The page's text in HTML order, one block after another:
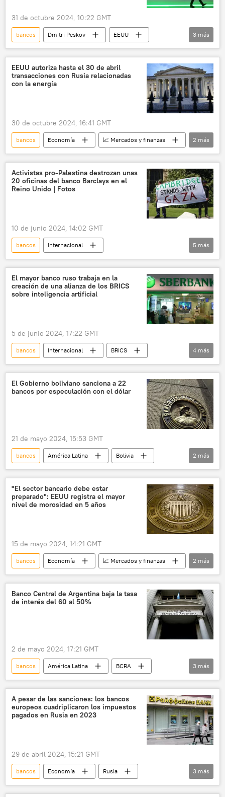
31 de octubre 2024, 10:22 GMT
bancos Dmitri Peskov
EEUU
Rusia
📈 Mercados y finanzas
Economía
3 más
EEUU autoriza hasta el 30 de abril
transacciones con Rusia relacionadas
con la energía
30 de octubre 2024, 16:41 GMT
bancos Economía
📈 Mercados y finanzas
EEUU
Rusia
2 más
Activistas pro-Palestina destrozan unas
20 oficinas del banco Barclays en el
Reino Unido | Fotos
10 de junio 2024, 14:02 GMT
bancos
Internacional
📰 Conflicto palestino-israelí
Palestina
Reino Unido
🌍 Europa activistas
5 más
El mayor banco ruso trabaja en la
creación de una alianza de los BRICS
sobre inteligencia artificial
5 de junio 2024, 17:22 GMT
bancos Internacional
BRICS
Sberbank
Rusia
Foro Económico Internacional de San Petersburgo (SPIEF)
inteligencia artificial
4 más
El Gobierno boliviano sanciona a 22
bancos por especulación con el dólar
21 de mayo 2024, 15:53 GMT
bancos América Latina
Bolivia
dólar
💶 Divisas
2 más
"El sector bancario debe estar
preparado": EEUU registra el mayor
nivel de morosidad en 5 años
15 de mayo 2024, 14:21 GMT
bancos Economía
📈 Mercados y finanzas
EEUU
Reserva Federal de EEUU
2 más
Banco Central de Argentina baja la tasa
de interés del 60 al 50%
2 de mayo 2024, 17:21 GMT
bancos América Latina
BCRA
Argentina
tasa de interés
📈 Mercados y finanzas
3 más
A pesar de las sanciones: los bancos
europeos cuadriplicaron los impuestos
pagados en Rusia en 2023
29 de abril 2024, 15:21 GMT
bancos Economía
Rusia
📈 Mercados y finanzas
🌍 Europa
3 más